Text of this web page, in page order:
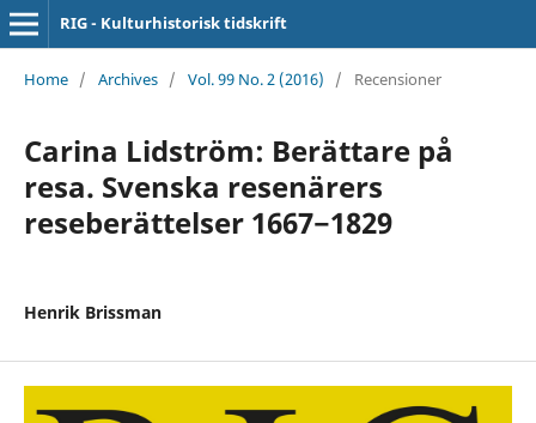
RIG - Kulturhistorisk tidskrift
Home / Archives / Vol. 99 No. 2 (2016) / Recensioner
Carina Lidström: Berättare på
resa. Svenska resenärers
reseberättelser 1667−1829
Henrik Brissman